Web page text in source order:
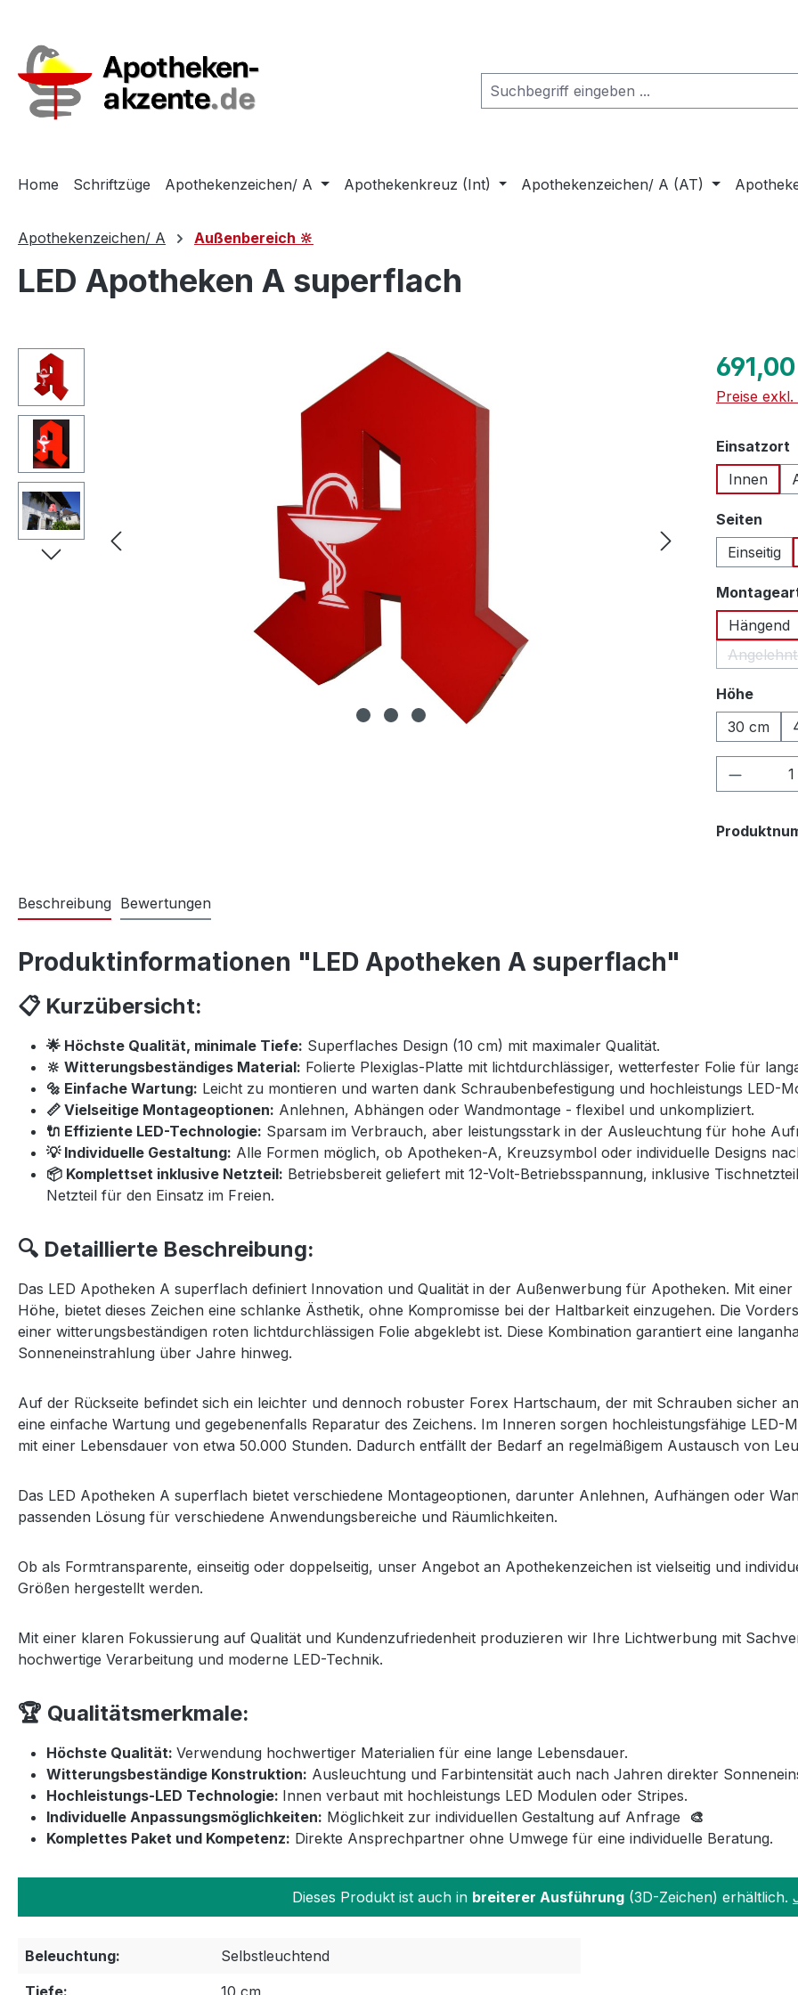
Home Schriftzüge Apothekenzeichen/ A Apothekenkreuz (Int) Apothekenzeichen/ A (AT)
Apothekenzeichen/ A Außenbereich 🔆
LED Apotheken A superflach
Bildergalerie überspringen Regulärer
Preise
Einsatzort
Innen
Seiten
Einseitig
Hängend
Höhe
30 cm
Beschreibung Bewertungen
Produktinformationen "LED Apotheken A superflach"
📋 Kurzübersicht:
🌟 Höchste Qualität, minimale Tiefe: Superflaches Design (10 cm) mit maximaler Qualität.
🔆 Witterungsbeständiges Material: Folierte Plexiglas-Platte mit lichtdurchlässiger, wetterfester Folie für
🔩 Einfache Wartung: Leicht zu montieren und warten dank Schraubenbefestigung und hochleistungs LED-
📏 Vielseitige Montageoptionen: Anlehnen, Abhängen oder Wandmontage - flexibel und unkompliziert.
🔌 Effiziente LED-Technologie: Sparsam im Verbrauch, aber leistungsstark in der Ausleuchtung für hohe
💡 Individuelle Gestaltung: Alle Formen möglich, ob Apotheken-A, Kreuzsymbol oder individuelle Designs
📦 Komplettset inklusive Netzteil: Betriebsbereit geliefert mit 12-Volt-Betriebsspannung, inklusive
Netzteil für den Einsatz im Freien.
🔍 Detaillierte Beschreibung:
Das LED Apotheken A superflach definiert Innovation und Qualität in der Außenwerbung für Apotheken. Mit
Höhe, bietet dieses Zeichen eine schlanke Ästhetik, ohne Kompromisse bei der Haltbarkeit einzugehen. Die
einer witterungsbeständigen roten lichtdurchlässigen Folie abgeklebt ist. Diese Kombination garantiert eine
Sonneneinstrahlung über Jahre hinweg.
Auf der Rückseite befindet sich ein leichter und dennoch robuster Forex Hartschaum, der mit Schrauben sicher
eine einfache Wartung und gegebenenfalls Reparatur des Zeichens. Im Inneren sorgen hochleistungsfähige LED-
mit einer Lebensdauer von etwa 50.000 Stunden. Dadurch entfällt der Bedarf an regelmäßigem Austausch von
Das LED Apotheken A superflach bietet verschiedene Montageoptionen, darunter Anlehnen, Aufhängen oder
passenden Lösung für verschiedene Anwendungsbereiche und Räumlichkeiten.
Ob als Formtransparente, einseitig oder doppelseitig, unser Angebot an Apothekenzeichen ist vielseitig und
Größen hergestellt werden.
Mit einer klaren Fokussierung auf Qualität und Kundenzufriedenheit produzieren wir Ihre Lichtwerbung mit
hochwertige Verarbeitung und moderne LED-Technik.
🏆 Qualitätsmerkmale:
Höchste Qualität: Verwendung hochwertiger Materialien für eine lange Lebensdauer.
Witterungsbeständige Konstruktion: Ausleuchtung und Farbintensität auch nach Jahren direkter
Hochleistungs-LED Technologie: Innen verbaut mit hochleistungs LED Modulen oder Stripes.
Individuelle Anpassungsmöglichkeiten: Möglichkeit zur individuellen Gestaltung auf Anfrage 🎨
Komplettes Paket und Kompetenz: Direkte Ansprechpartner ohne Umwege für eine individuelle Beratung.
Dieses Produkt ist auch in breiterer Ausführung (3D-Zeichen) erhältlich.
Beleuchtung:
Selbstleuchtend
Tiefe:
10 cm